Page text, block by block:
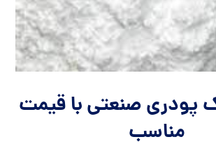
پودری صنعتی با قیمت
مناسب